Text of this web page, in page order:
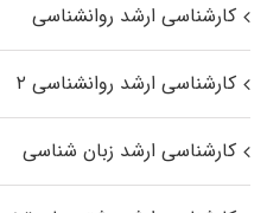
کارشناسی ارشد روانشناسی
کارشناسی ارشد روانشناسی ۲
کارشناسی ارشد زبان شناسی